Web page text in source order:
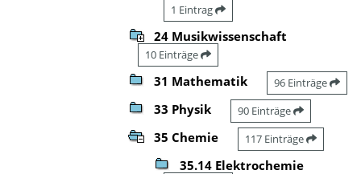
1 Eintrag
24 Musikwissenschaft
10 Einträge
31 Mathematik 96 Einträge
33 Physik 90 Einträge
35 Chemie 117 Einträge
35.14 Elektrochemie